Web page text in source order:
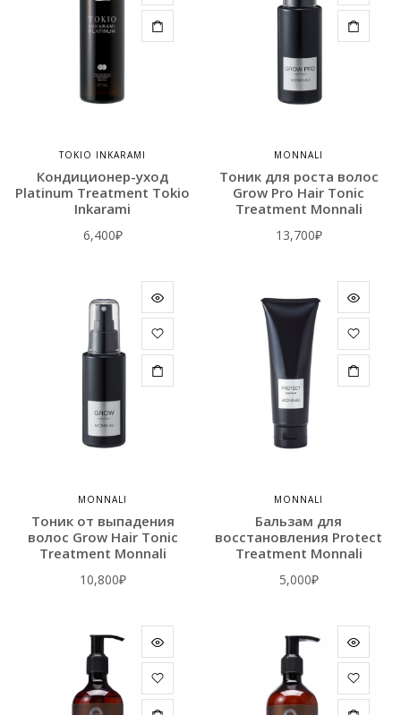
TOKIO INKARAMI
Кондиционер-уход
Platinum Treatment Tokio
Inkarami
6,400₽
MONNALI
Тоник для роста волос
Grow Pro Hair Tonic
Treatment Monnali
13,700₽
MONNALI
Тоник от выпадения
волос Grow Hair Tonic
Treatment Monnali
10,800₽
MONNALI
Бальзам для
восстановления Protect
Treatment Monnali
5,000₽